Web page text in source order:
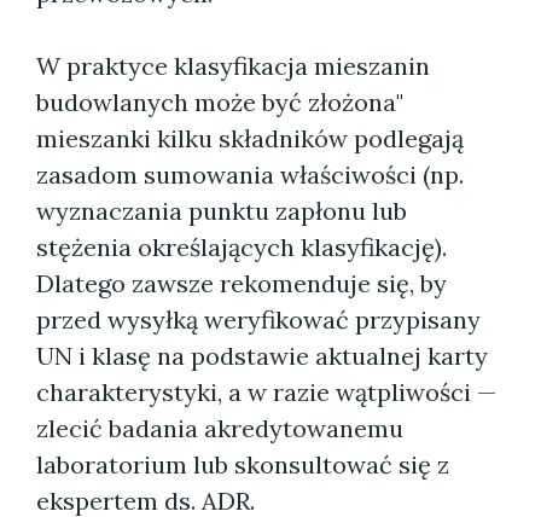
W praktyce klasyfikacja mieszanin
budowlanych może być złożona"
mieszanki kilku składników podlegają
zasadom sumowania właściwości (np.
wyznaczania punktu zapłonu lub
stężenia określających klasyfikację).
Dlatego zawsze rekomenduje się, by
przed wysyłką weryfikować przypisany
UN i klasę na podstawie aktualnej karty
charakterystyki, a w razie wątpliwości —
zlecić badania akredytowanemu
laboratorium lub skonsultować się z
ekspertem ds. ADR.